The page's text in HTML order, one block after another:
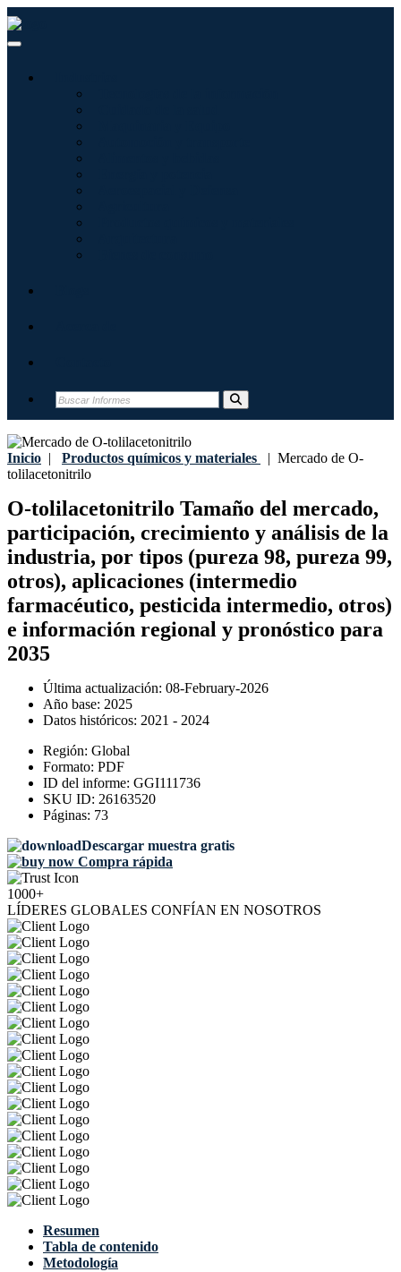
Inicio | Productos químicos y materiales | Mercado de O-
tolilacetonitrilo
O-tolilacetonitrilo Tamaño del mercado,
participación, crecimiento y análisis de la
industria, por tipos (pureza 98, pureza 99,
otros), aplicaciones (intermedio
farmacéutico, pesticida intermedio, otros)
e información regional y pronóstico para
2035
Última actualización: 08-February-2026
Año base: 2025
Datos históricos: 2021 - 2024
Región: Global
Formato: PDF
ID del informe: GGI111736
SKU ID: 26163520
Páginas: 73
Descargar muestra gratis
Compra rápida
1000+
LÍDERES GLOBALES CONFÍAN EN NOSOTROS
Resumen
Tabla de contenido
Metodología